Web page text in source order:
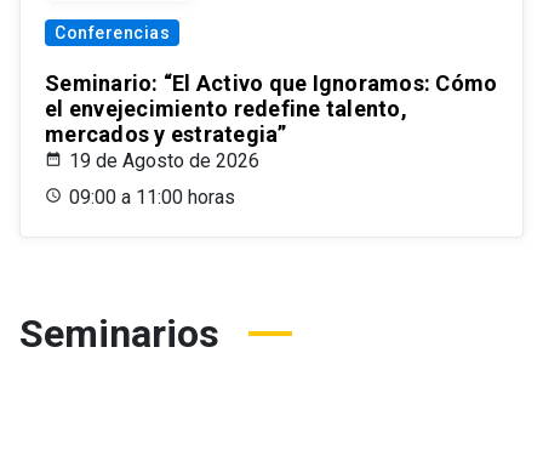
Conferencias
Seminario: “El Activo que Ignoramos: Cómo
el envejecimiento redefine talento,
mercados y estrategia”
19 de Agosto de 2026
09:00 a 11:00 horas
Seminarios